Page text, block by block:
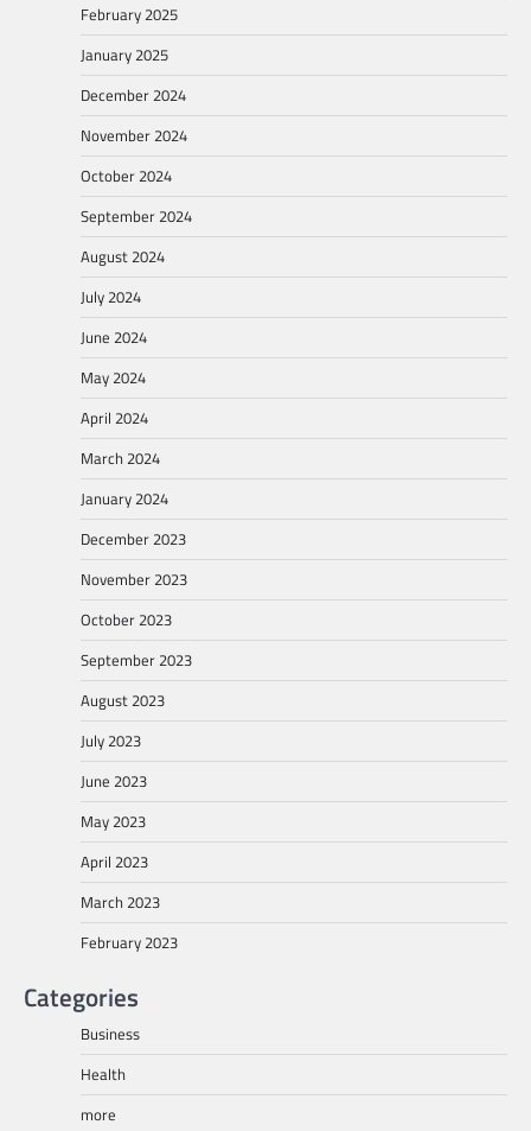
February 2025
January 2025
December 2024
November 2024
October 2024
September 2024
August 2024
July 2024
June 2024
May 2024
April 2024
March 2024
January 2024
December 2023
November 2023
October 2023
September 2023
August 2023
July 2023
June 2023
May 2023
April 2023
March 2023
February 2023
Categories
Business
Health
more